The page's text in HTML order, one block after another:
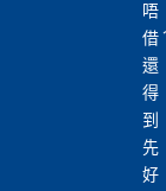
唔
借
還
得
到
先
好